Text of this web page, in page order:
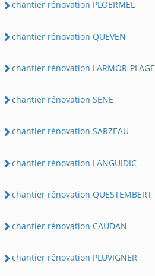
chantier rénovation PLOERMEL
chantier rénovation QUEVEN
chantier rénovation LARMOR-PLAGE
chantier rénovation SENE
chantier rénovation SARZEAU
chantier rénovation LANGUIDIC
chantier rénovation QUESTEMBERT
chantier rénovation CAUDAN
chantier rénovation PLUVIGNER